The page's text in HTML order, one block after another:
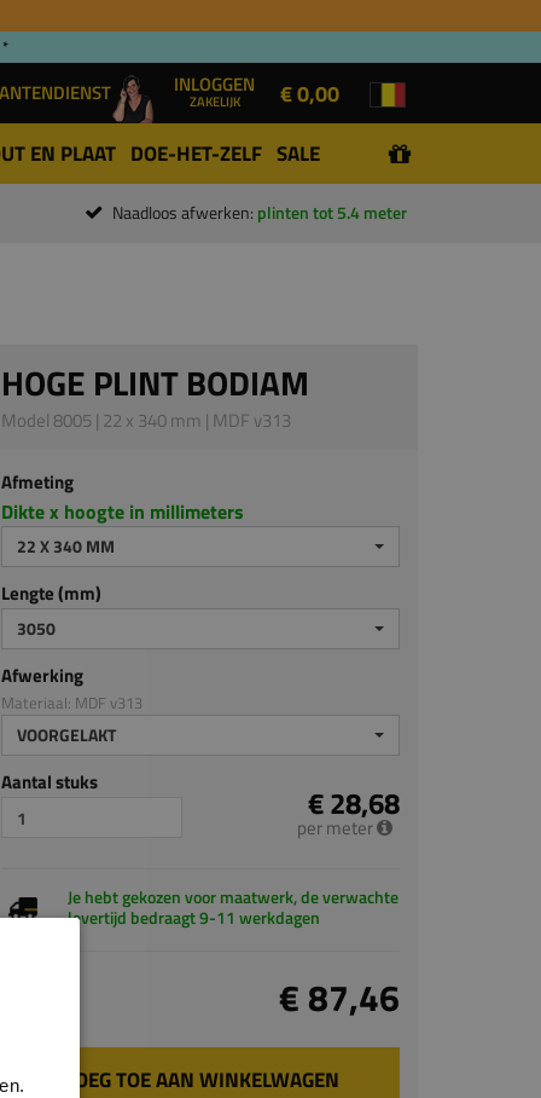
INLOGGEN
ZAKELIJK € 0,00
EN PLAAT DOE-HET-ZELF SALE
Naadloos afwerken: plinten tot 5.4 meter
HOGE PLINT BODIAM
Model 8005 | 22 x 340 mm | MDF v313
Afmeting
Dikte x hoogte in millimeters
22 X 340 MM
Lengte (mm)
3050
Afwerking
Materiaal: MDF v313
VOORGELAKT
Aantal stuks € 28,68
per meter
Je hebt gekozen voor maatwerk, de verwachte
levertijd bedraagt 9-11 werkdagen
€ 87,46
VOEG TOE AAN WINKELWAGEN